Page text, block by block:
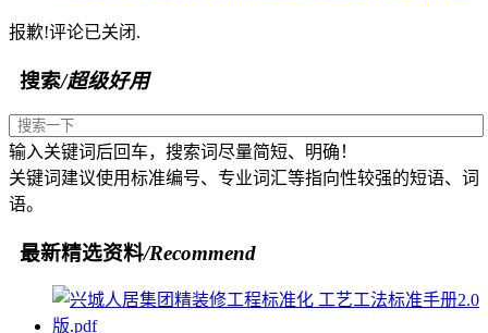
报歉!评论已关闭.
搜索/超级好用
输入关键词后回车，搜索词尽量简短、明确！
关键词建议使用标准编号、专业词汇等指向性较强的短语、词
语。
最新精选资料/Recommend